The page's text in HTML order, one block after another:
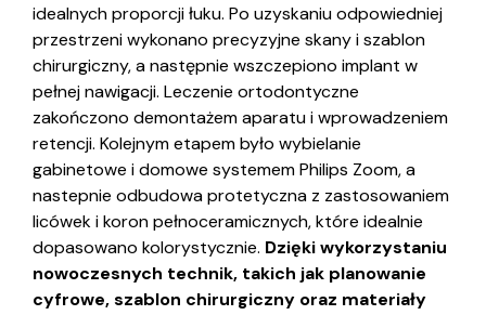
idealnych proporcji łuku. Po uzyskaniu odpowiedniej
przestrzeni wykonano precyzyjne skany i szablon
chirurgiczny, a następnie wszczepiono implant w
pełnej nawigacji. Leczenie ortodontyczne
zakończono demontażem aparatu i wprowadzeniem
retencji. Kolejnym etapem było wybielanie
gabinetowe i domowe systemem Philips Zoom, a
nastepnie odbudowa protetyczna z zastosowaniem
licówek i koron pełnoceramicznych, które idealnie
dopasowano kolorystycznie. Dzięki wykorzystaniu
nowoczesnych technik, takich jak planowanie
cyfrowe, szablon chirurgiczny oraz materiały